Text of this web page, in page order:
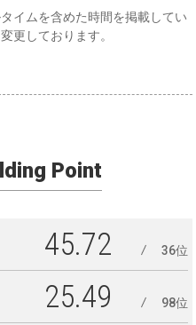
イムを含めた時間を掲載してい
更しております。
Point
45.72 36位
25.49 98位